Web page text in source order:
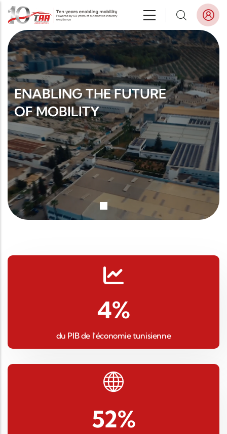
Aller au contenu principal
ENABLING THE FUTURE
OF MOBILITY
4%
du PIB de l’économie tunisienne
52%